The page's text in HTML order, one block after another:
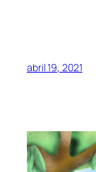
abril 19, 2021